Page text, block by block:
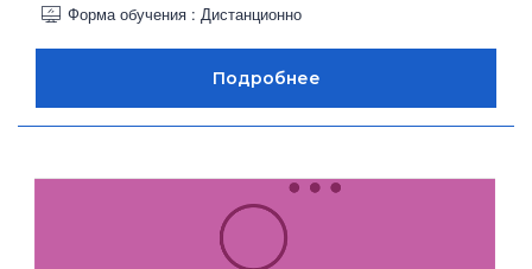
Форма обучения : Дистанционно